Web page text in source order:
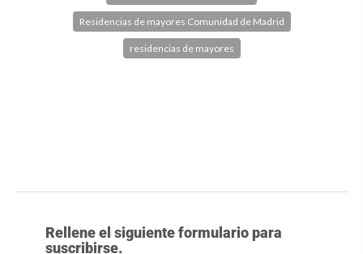
Residencias de mayores Comunidad de Madrid
residencias de mayores
Rellene el siguiente formulario para
suscribirse.